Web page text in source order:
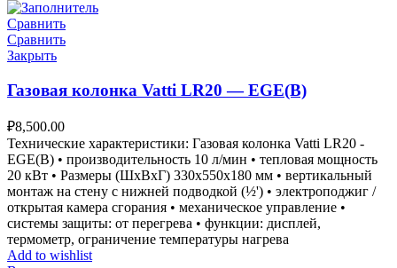
Сравнить
Сравнить
Закрыть
Газовая колонка Vatti LR20 — EGE(B)
₽8,500.00
Технические характеристики: Газовая колонка Vatti LR20 -
EGE(B) • производительность 10 л/мин • тепловая мощность
20 кВт • Размеры (ШxВxГ) 330x550x180 мм • вертикальный
монтаж на стену с нижней подводкой (½') • электроподжиг /
открытая камера сгорания • механическое управление •
системы защиты: от перегрева • функции: дисплей,
термометр, ограничение температуры нагрева
Add to wishlist